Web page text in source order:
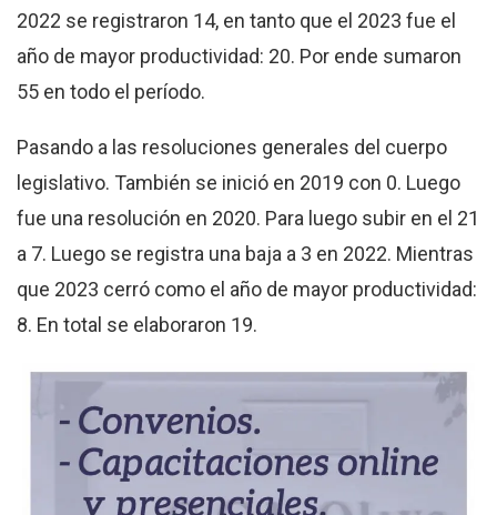
2022 se registraron 14, en tanto que el 2023 fue el
año de mayor productividad: 20. Por ende sumaron
55 en todo el período.
Pasando a las resoluciones generales del cuerpo
legislativo. También se inició en 2019 con 0. Luego
fue una resolución en 2020. Para luego subir en el 21
a 7. Luego se registra una baja a 3 en 2022. Mientras
que 2023 cerró como el año de mayor productividad:
8. En total se elaboraron 19.